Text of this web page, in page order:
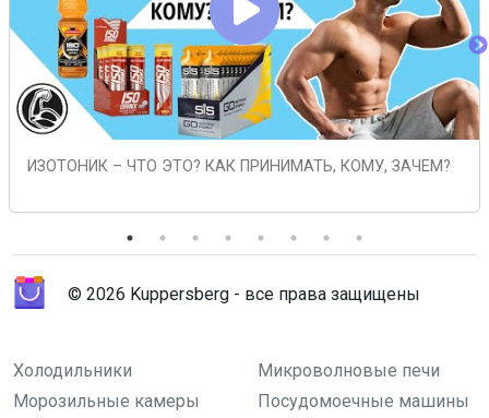
ИЗОТОНИК – ЧТО ЭТО? КАК ПРИНИМАТЬ, КОМУ, ЗАЧЕМ?
© 2026 Kuppersberg - все права защищены
Холодильники
Микроволновые печи
Морозильные камеры
Посудомоечные машины